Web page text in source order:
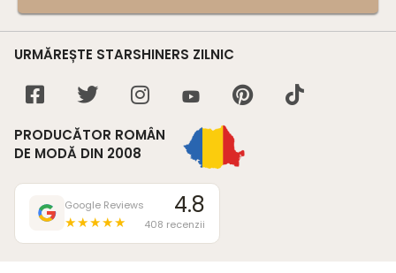
URMĂREȘTE STARSHINERS ZILNIC
PRODUCĂTOR ROMÂN
DE MODĂ DIN 2008
Google Reviews
★★★★★
4.8
408 recenzii